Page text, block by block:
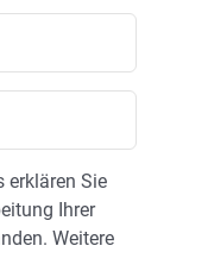
erklären Sie
Ihrer
Weitere